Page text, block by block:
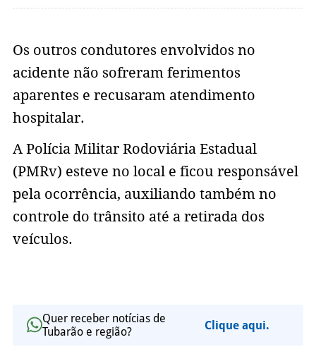
Os outros condutores envolvidos no
acidente não sofreram ferimentos
aparentes e recusaram atendimento
hospitalar.
A Polícia Militar Rodoviária Estadual
(PMRv) esteve no local e ficou responsável
pela ocorrência, auxiliando também no
controle do trânsito até a retirada dos
veículos.
Quer receber notícias de
Tubarão e região?
Clique aqui.